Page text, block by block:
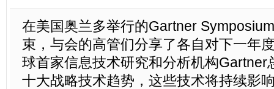
在美国奥兰多举行的Gartner
束，与会的高管们分享了各自对下一年
球首家信息技术研究和分析机构Gartner
十大战略技术趋势，这些技术将持续影